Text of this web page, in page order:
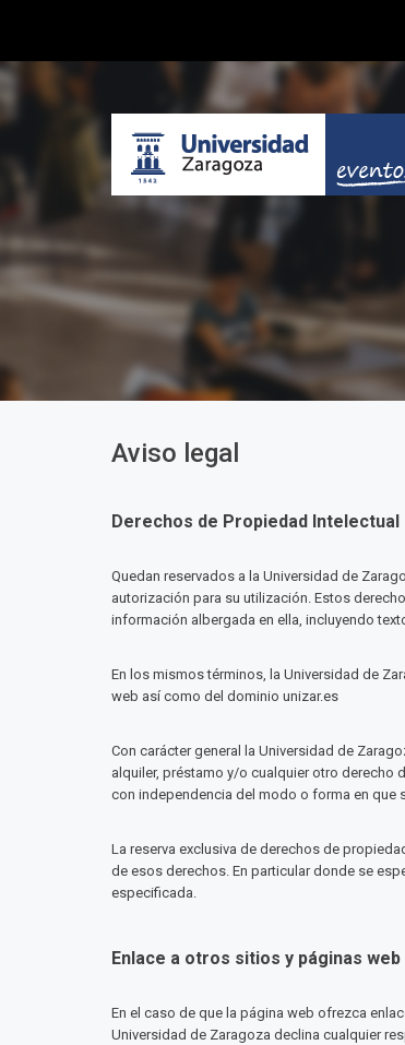
Aviso legal
Derechos de Propiedad Intelectual
Quedan reservados a la Universidad de
autorización para su utilización. Estos
información albergada en ella, incluyendo
En los mismos términos, la Universidad de
web así como del dominio unizar.es
Con carácter general la Universidad de
alquiler, préstamo y/o cualquier otro derecho
con independencia del modo o forma en que
La reserva exclusiva de derechos de
de esos derechos. En particular donde se
especificada.
Enlace a otros sitios y páginas web
En el caso de que la página web ofrezca
Universidad de Zaragoza declina cualquier